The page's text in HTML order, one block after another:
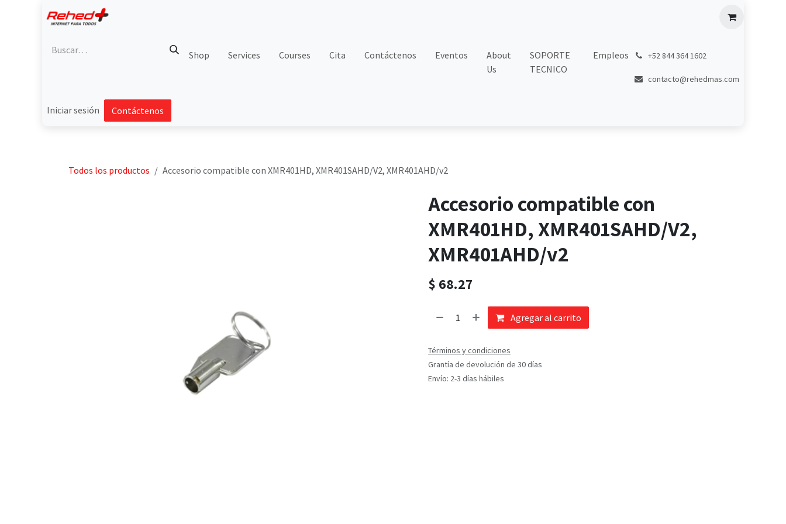
Shop Services Courses Cita Contáctenos Eventos
About
Us
SOPORTE
TECNICO
Empleos +52 844 364 1602
contacto@rehedmas.com
Iniciar sesión Contáctenos
Todos los productos Accesorio compatible con XMR401HD, XMR401SAHD/V2, XMR401AHD/v2
Accesorio compatible con
XMR401HD, XMR401SAHD/V2,
XMR401AHD/v2
$ 68.27
Agregar al carrito
Términos y condiciones
Grantía de devolución de 30 días
Envío: 2-3 días hábiles